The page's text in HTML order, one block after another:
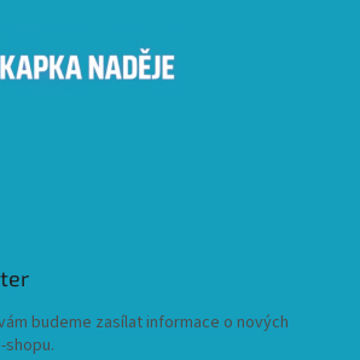
budeme zasílat informace o nových
shopu.